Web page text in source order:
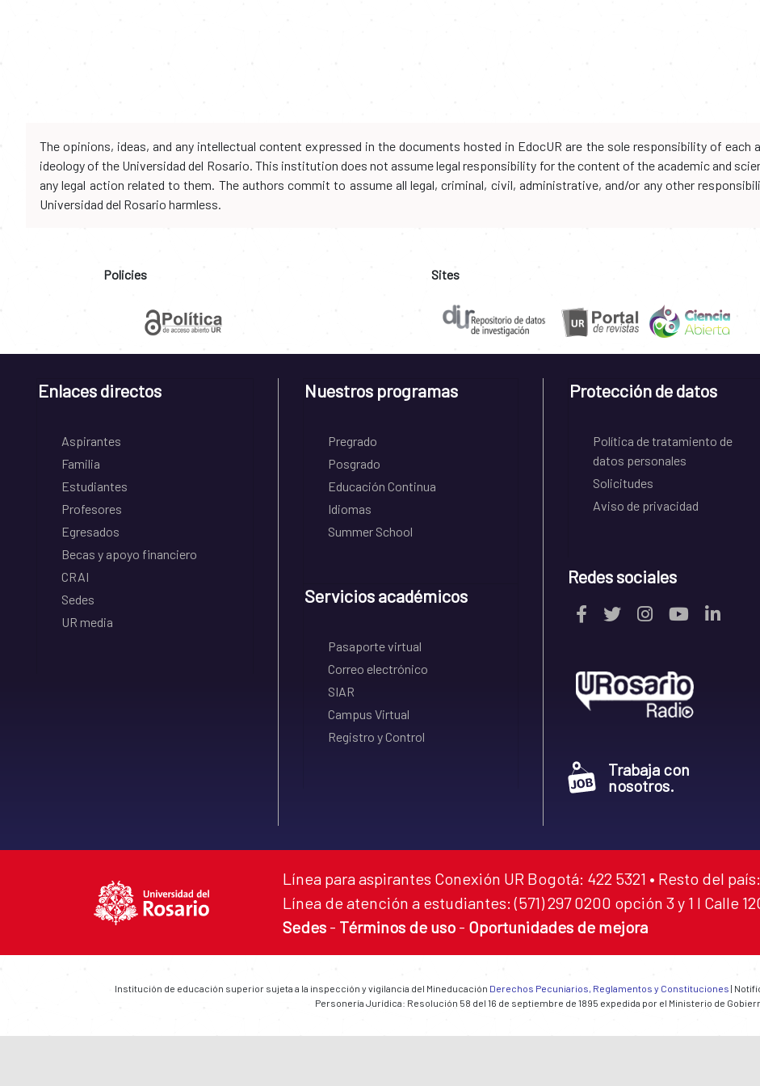
The opinions, ideas, and any intellectual content expressed in the documents hosted in EdocUR are the sole responsibility of
ideology of the Universidad del Rosario. This institution does not assume legal responsibility for the content of the academic and
any legal action related to them. The authors commit to assume all legal, criminal, civil, administrative, and/or any other
Universidad del Rosario harmless.
Policies Sites
Enlaces directos
Aspirantes
Familia
Estudiantes
Profesores
Egresados
Becas y apoyo financiero
CRAI
Sedes
UR media
Nuestros programas
Pregrado
Posgrado
Educación Continua
Idiomas
Summer School
Servicios académicos
Pasaporte virtual
Correo electrónico
SIAR
Campus Virtual
Registro y Control
Protección de datos
Política de tratamiento de
datos personales
Solicitudes
Aviso de privacidad
Redes sociales
Trabaja con
nosotros.
Línea para aspirantes Conexión UR Bogotá: 422 5321 • Resto del país:
Línea de atención a estudiantes: (571) 297 0200 opción 3 y 1 I Calle
Sedes - Términos de uso - Oportunidades de mejora
Institución de educación superior sujeta a la inspección y vigilancia del Mineducación Derechos Pecuniarios, Reglamentos y Constituciones |
Personería Jurídica: Resolución 58 del 16 de septiembre de 1895 expedida por el Ministerio de